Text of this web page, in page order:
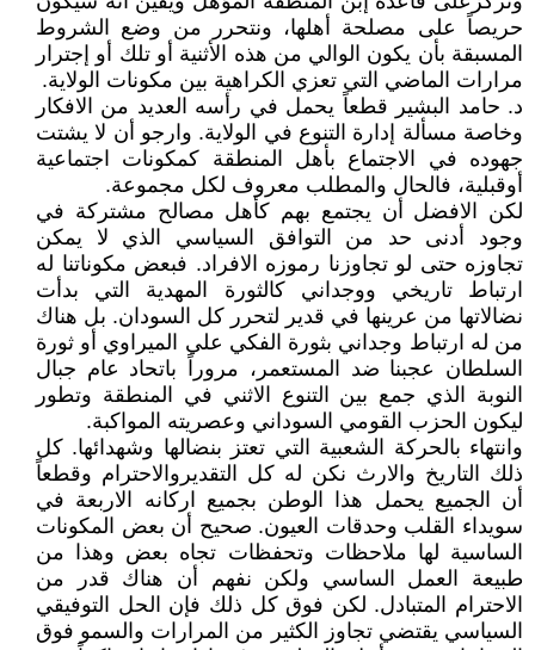
حريصاً على مصلحة أهلها، ونتحرر من وضع الشروط
المسبقة بأن يكون الوالي من هذه الأثنية أو تلك أو إجترار
مرارات الماضي التي تعزي الكراهية بين مكونات الولاية.
د. حامد البشير قطعاً يحمل في رأسه العديد من الافكار
وخاصة مسألة إدارة التنوع في الولاية. وارجو أن لا يشتت
جهوده في الاجتماع بأهل المنطقة كمكونات اجتماعية
أوقبلية، فالحال والمطلب معروف لكل مجموعة.
لكن الافضل أن يجتمع بهم كأهل مصالح مشتركة في
وجود أدنى حد من التوافق السياسي الذي لا يمكن
تجاوزه حتى لو تجاوزنا رموزه الافراد. فبعض مكوناتنا له
ارتباط تاريخي ووجداني كالثورة المهدية التي بدأت
نضالاتها من عرينها في قدير لتحرر كل السودان. بل هناك
من له ارتباط وجداني بثورة الفكي علي الميراوي أو ثورة
السلطان عجبنا ضد المستعمر، مروراً باتحاد عام جبال
النوبة الذي جمع بين التنوع الاثني في المنطقة وتطور
ليكون الحزب القومي السوداني وعصريته المواكبة.
وانتهاء بالحركة الشعبية التي تعتز بنضالها وشهدائها. كل
ذلك التاريخ والارث نكن له كل التقديروالاحترام وقطعاً
أن الجميع يحمل هذا الوطن بجميع اركانه الاربعة في
سويداء القلب وحدقات العيون. صحيح أن بعض المكونات
الساسية لها ملاحظات وتحفظات تجاه بعض وهذا من
طبيعة العمل الساسي ولكن نفهم أن هناك قدر من
الاحترام المتبادل. لكن فوق كل ذلك فإن الحل التوفيقي
السياسي يقتضي تجاوز الكثير من المرارات والسمو فوق